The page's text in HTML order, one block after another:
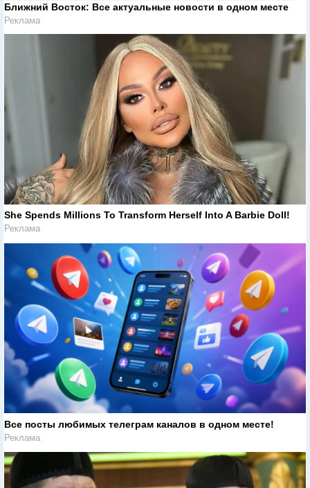
Ближний Восток: Все актуальные новости в одном месте
Реклама
She Spends Millions To Transform Herself Into A Barbie Doll!
Реклама
Все посты любимых телеграм каналов в одном месте!
Реклама